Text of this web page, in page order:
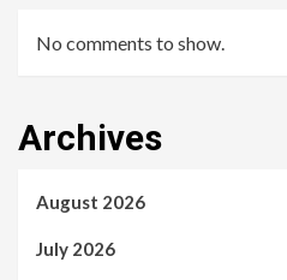
No comments to show.
Archives
August 2026
July 2026